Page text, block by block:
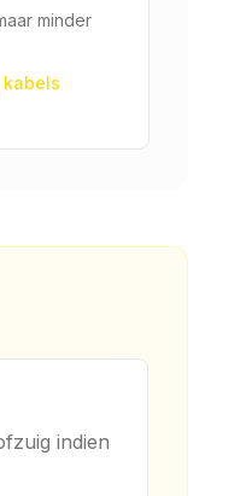
minder
indien